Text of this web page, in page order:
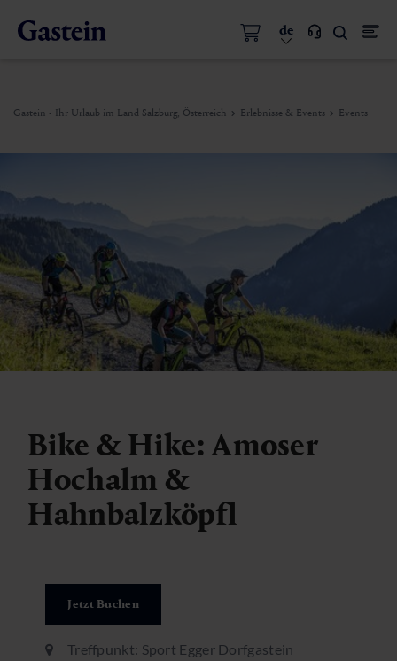
de
Gastein - Ihr Urlaub im Land Salzburg, Österreich Erlebnisse & Events Events
Bike & Hike: Amoser
Hochalm &
Hahnbalzköpfl
Jetzt Buchen
Treffpunkt: Sport Egger Dorfgastein